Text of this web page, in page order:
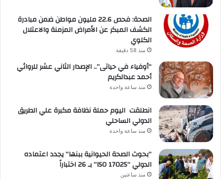
الصحة: فحص 22.6 مليون مواطن ضمن مبادرة
الكشف المبكر عن الأمراض المزمنة والاعتلال
الكلوي
منذ 58 دقيقة
“أوفياء في حياتى”.. الإصدار الثاني عشر للروائي
أحمد عبدالكريم
منذ ساعة واحدة
انطلقت اليوم حملة نظافة مكبرة علي الطريق
الدولي الساحلي
منذ ساعة واحدة
“بحوث الصحة الحيوانية ببنها” يجدد اعتماده
الدولي “ISO 17025” بـ 26 اختباراً
منذ ساعتين